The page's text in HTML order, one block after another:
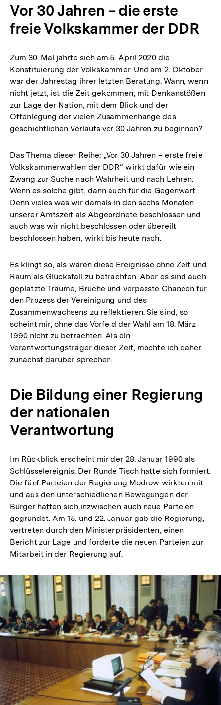
Vor 30 Jahren – die erste
freie Volkskammer der DDR
Zum 30. Mal jährte sich am 5. April 2020 die
Konstituierung der Volkskammer. Und am 2. Oktober
war der Jahrestag ihrer letzten Beratung. Wann, wenn
nicht jetzt, ist die Zeit gekommen, mit Denkanstößen
zur Lage der Nation, mit dem Blick und der
Offenlegung der vielen Zusammenhänge des
geschichtlichen Verlaufs vor 30 Jahren zu beginnen?
Das Thema dieser Reihe: „Vor 30 Jahren – erste freie
Volkskammerwahlen der DDR“ wirkt dafür wie ein
Zwang zur Suche nach Wahrheit und nach Lehren.
Wenn es solche gibt, dann auch für die Gegenwart.
Denn vieles was wir damals in den sechs Monaten
unserer Amtszeit als Abgeordnete beschlossen und
auch was wir nicht beschlossen oder übereilt
beschlossen haben, wirkt bis heute nach.
Es klingt so, als wären diese Ereignisse ohne Zeit und
Raum als Glücksfall zu betrachten. Aber es sind auch
geplatzte Träume, Brüche und verpasste Chancen für
den Prozess der Vereinigung und des
Zusammenwachsens zu reflektieren. Sie sind, so
scheint mir, ohne das Vorfeld der Wahl am 18. März
1990 nicht zu betrachten. Als ein
Verantwortungsträger dieser Zeit, möchte ich daher
zunächst darüber sprechen.
Die Bildung einer Regierung
der nationalen
Verantwortung
Im Rückblick erscheint mir der 28. Januar 1990 als
Schlüsselereignis. Der Runde Tisch hatte sich formiert.
Die fünf Parteien der Regierung Modrow wirkten mit
und aus den unterschiedlichen Bewegungen der
Bürger hatten sich inzwischen auch neue Parteien
gegründet. Am 15. und 22. Januar gab die Regierung,
vertreten durch den Ministerpräsidenten, einen
Bericht zur Lage und forderte die neuen Parteien zur
Mitarbeit in der Regierung auf.